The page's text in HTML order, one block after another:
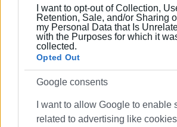
I want to opt-out of Collection,
Retention, Sale, and/or Sharing
my Personal Data that Is
with the Purposes for which it
collected.
Opted Out
Google consents
I want to allow Google to enable
related to advertising like